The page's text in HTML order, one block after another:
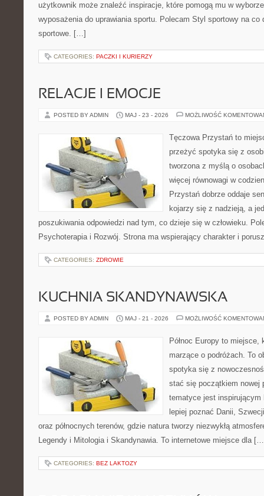
użytkownik może znaleźć inspiracje, które pomogą mu w
wyposażenia do uprawiania sportu. Polecam Styl sportowy na co
sportowe. […]
CATEGORIES: PACZKI I KURIERZY
RELACJE I EMOCJE
POSTED BY ADMIN MAJ - 23 - 2026 MOŻLIWOŚĆ
Tęczowa Przystań to
przeżyć spotyka się z
tworzona z myślą o
więcej równowagi w
Przystań dobrze oddaje
kojarzy się z nadzieją, a
poszukiwania odpowiedzi nad tym, co dzieje się w człowieku.
Psychoterapia i Rozwój. Strona ma wspierający charakter i
CATEGORIES: ZDROWIE
KUCHNIA SKANDYNAWSKA
POSTED BY ADMIN MAJ - 21 - 2026 MOŻLIWOŚĆ
Północ Europy to
marzące o podróżach. To
spotyka się z
stać się początkiem nowej
tematyce jest inspirującym
lepiej poznać Danii,
oraz północnych terenów, gdzie natura tworzy niezwykłą
Legendy i Mitologia i Skandynawia. To internetowe miejsce dla
CATEGORIES: BEZ LAKTOZY